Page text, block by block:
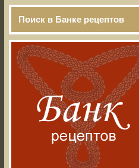
Поиск в Банке рецептов